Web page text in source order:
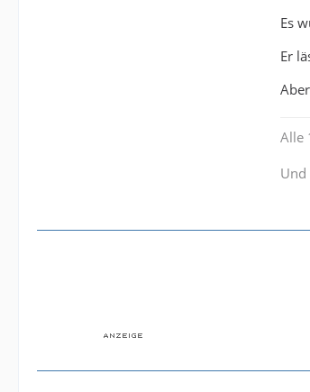
Es
Er
Alle